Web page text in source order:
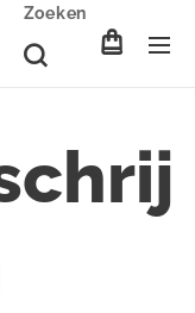
Zoeken